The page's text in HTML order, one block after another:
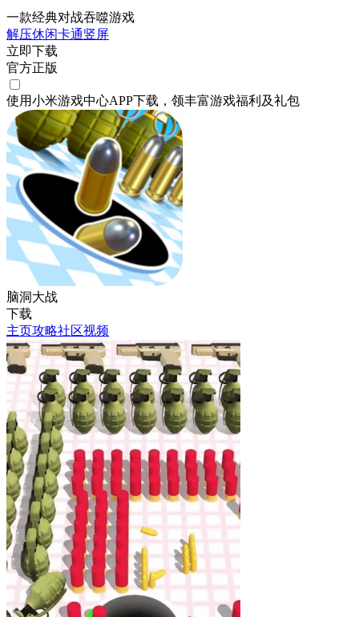
一款经典对战吞噬游戏
解压休闲卡通竖屏
立即下载
官方正版
使用小米游戏中心APP下载 ，领丰富游戏福利 及礼包
脑洞大战
下载
主页攻略社区视频